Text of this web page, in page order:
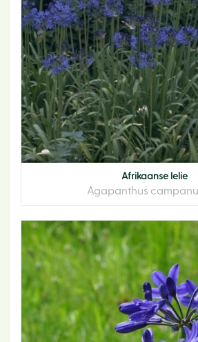
Afrikaanse lelie
Agapanthus